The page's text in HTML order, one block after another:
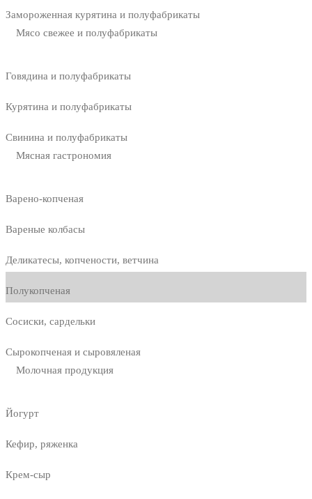
Замороженная курятина и полуфабрикаты
Мясо свежее и полуфабрикаты
Говядина и полуфабрикаты
Курятина и полуфабрикаты
Свинина и полуфабрикаты
Мясная гастрономия
Варено-копченая
Вареные колбасы
Деликатесы, копчености, ветчина
Полукопченая
Сосиски, сардельки
Сырокопченая и сыровяленая
Молочная продукция
Йогурт
Кефир, ряженка
Крем-сыр